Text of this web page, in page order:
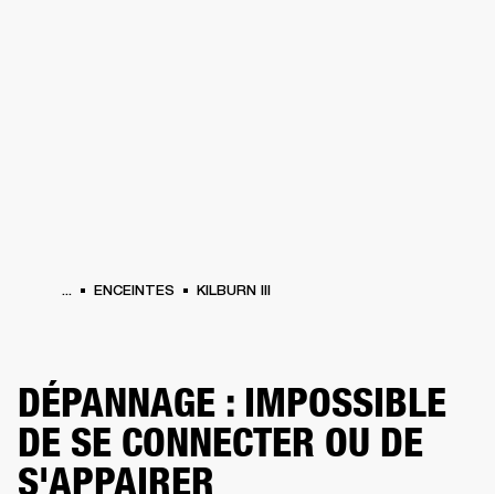
... ENCEINTES KILBURN III
DÉPANNAGE : IMPOSSIBLE
DE SE CONNECTER OU DE
S'APPAIRER